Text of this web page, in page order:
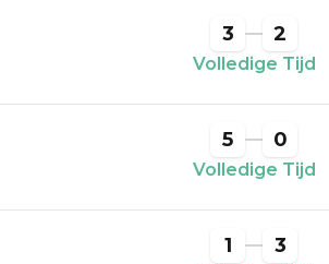
3 2
Volledige Tijd
5 0
Volledige Tijd
1 3